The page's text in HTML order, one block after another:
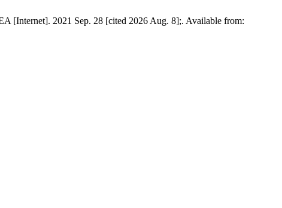
[Internet]. 2021 Sep. 28 [cited 2026 Aug. 8];. Available from: